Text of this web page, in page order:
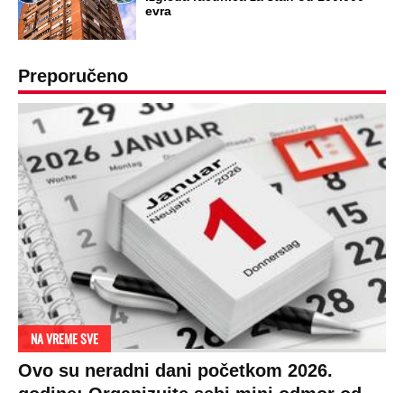
DRAMA ZBOG LJUBAVNE PRIČE
Zbog svadbe trudne Srpkinje i Albanca
proradio nacionalizam! Popljuvali ih samo
tako: "Ti si svoje srpsko izdala"